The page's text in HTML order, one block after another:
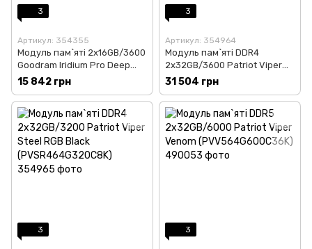
3
Артикул: 354355
Модуль пам`яті 2x16GB/3600
Goodram Iridium Pro Deep
Black (IRP-
K3600D4V64L18/32GDC)
15 842 грн
3
Артикул: 354964
Модуль пам`яті DDR4
2x32GB/3600 Patriot Viper
Steel RGB Black
(PVSR464G360C0K)
31 504 грн
3 3